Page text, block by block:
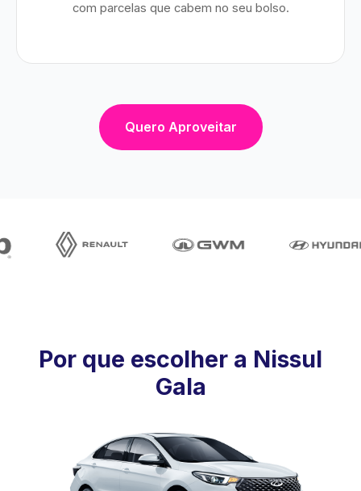
com parcelas que cabem no seu bolso.
Quero Aproveitar
Por que escolher a Nissul
Gala